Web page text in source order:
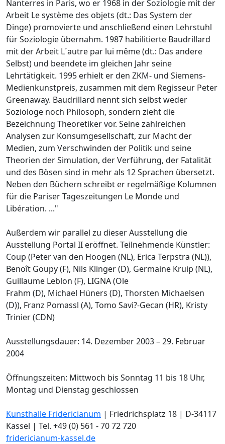
Nanterres in Paris, wo er 1968 in der Soziologie mit der
Arbeit Le système des objets (dt.: Das System der
Dinge) promovierte und anschließend einen Lehrstuhl
für Soziologie übernahm. 1987 habilitierte Baudrillard
mit der Arbeit L´autre par lui même (dt.: Das andere
Selbst) und beendete im gleichen Jahr seine
Lehrtätigkeit. 1995 erhielt er den ZKM- und Siemens-
Medienkunstpreis, zusammen mit dem Regisseur Peter
Greenaway. Baudrillard nennt sich selbst weder
Soziologe noch Philosoph, sondern zieht die
Bezeichnung Theoretiker vor. Seine zahlreichen
Analysen zur Konsumgesellschaft, zur Macht der
Medien, zum Verschwinden der Politik und seine
Theorien der Simulation, der Verführung, der Fatalität
und des Bösen sind in mehr als 12 Sprachen übersetzt.
Neben den Büchern schreibt er regelmäßige Kolumnen
für die Pariser Tageszeitungen Le Monde und
Libération. ..."
Außerdem wir parallel zu dieser Ausstellung die
Ausstellung Portal II eröffnet. Teilnehmende Künstler:
Coup (Peter van den Hoogen (NL), Erica Terpstra (NL)),
Benoît Goupy (F), Nils Klinger (D), Germaine Kruip (NL),
Guillaume Leblon (F), LIGNA (Ole
Frahm (D), Michael Hüners (D), Thorsten Michaelsen
(D)), Franz Pomassl (A), Tomo Savi?-Gecan (HR), Kristy
Trinier (CDN)
Ausstellungsdauer: 14. Dezember 2003 – 29. Februar
2004
Öffnungszeiten: Mittwoch bis Sonntag 11 bis 18 Uhr,
Montag und Dienstag geschlossen
Kunsthalle Fridericianum | Friedrichsplatz 18 | D-34117
Kassel | Tel. +49 (0) 561 - 70 72 720
fridericianum-kassel.de